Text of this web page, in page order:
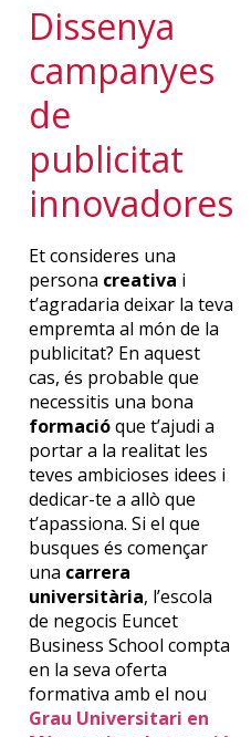
Dissenya
campanyes
de
publicitat
innovadores
Et consideres una
persona creativa i
t’agradaria deixar la teva
empremta al món de la
publicitat? En aquest
cas, és probable que
necessitis una bona
formacióque t’ajudi a
portar a la realitat les
teves ambicioses idees i
dedicar-te a allò que
t’apassiona. Si el que
busques és començar
una carrera
universitària, l’escola
de negocis Euncet
Business School compta
en la seva oferta
formativa amb el nou
Grau Universitari en